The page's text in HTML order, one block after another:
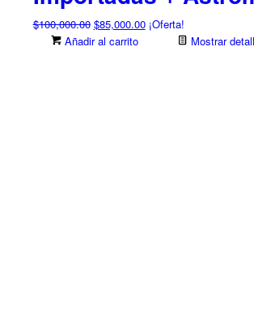
$100,000.00 El
precio
$85,000.00El¡Oferta!
Añadir al carrito
Mostrar